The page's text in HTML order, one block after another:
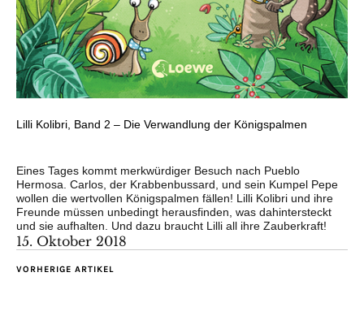
Lilli Kolibri, Band 2 – Die Verwandlung der Königspalmen
Eines Tages kommt merkwürdiger Besuch nach Pueblo
Hermosa. Carlos, der Krabbenbussard, und sein Kumpel Pepe
wollen die wertvollen Königspalmen fällen! Lilli Kolibri und ihre
Freunde müssen unbedingt herausfinden, was dahintersteckt
und sie aufhalten. Und dazu braucht Lilli all ihre Zauberkraft!
15. Oktober 2018
VORHERIGE ARTIKEL